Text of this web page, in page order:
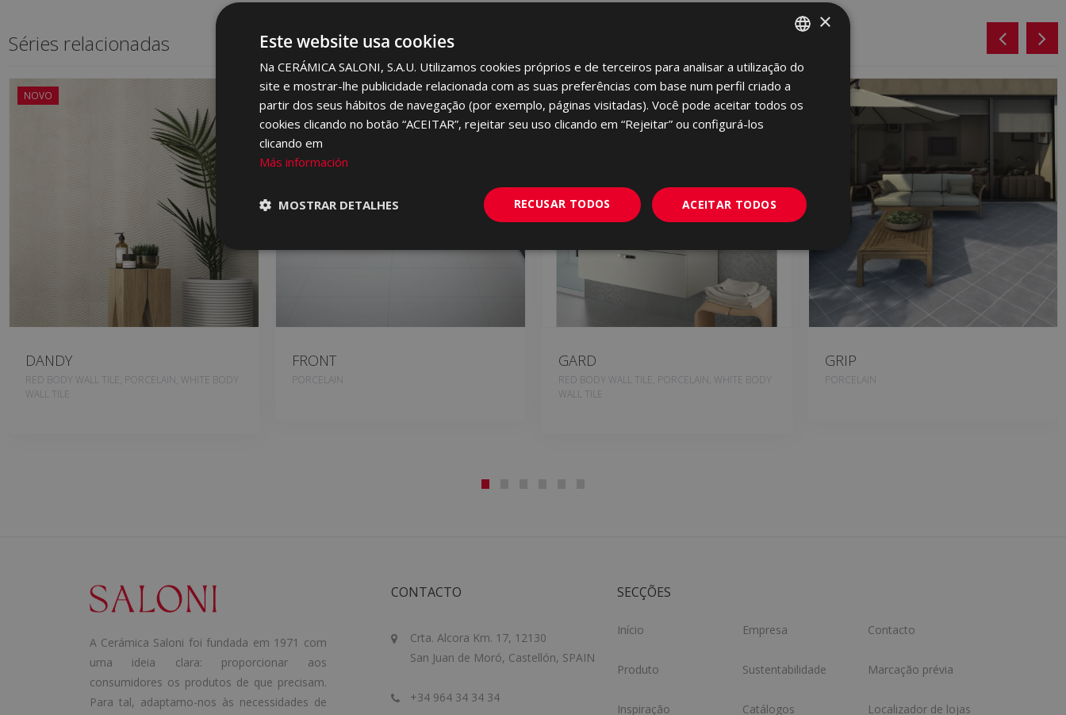
Séries relacionadas
NOVO
DANDY
RED BODY WALL TILE, PORCELAIN, WHITE BODY
WALL TILE
FRONT
PORCELAIN
NOVO
GARD
RED BODY WALL TILE, PORCELAIN, WHITE BODY
WALL TILE
GRIP
PORCELAIN
A Cerámica Saloni foi fundada em 1971 com
uma ideia clara: proporcionar aos
consumidores os produtos de que precisam.
Para tal, adaptamo-nos às necessidades de
CONTACTO
Crta. Alcora Km. 17, 12130
San Juan de Moró, Castellón, SPAIN
+34 964 34 34 34
SECÇÕES
Início
Produto
Inspiração
Empresa
Sustentabilidade
Catálogos
Contacto
Marcação prévia
Localizador de lojas
SPANISH
ENGLISH
×
Este website usa cookies
Na CERÁMICA SALONI, S.A.U. Utilizamos cookies próprios e de terceiros para analisar a utilização do
site e mostrar-lhe publicidade relacionada com as suas preferências com base num perfil criado a
partir dos seus hábitos de navegação (por exemplo, páginas visitadas). Você pode aceitar todos os
cookies clicando no botão “ACEITAR”, rejeitar seu uso clicando em “Rejeitar” ou configurá-los
clicando em
Más información
ACEITAR TODOS
RECUSAR TODOS
MOSTRAR DETALHES